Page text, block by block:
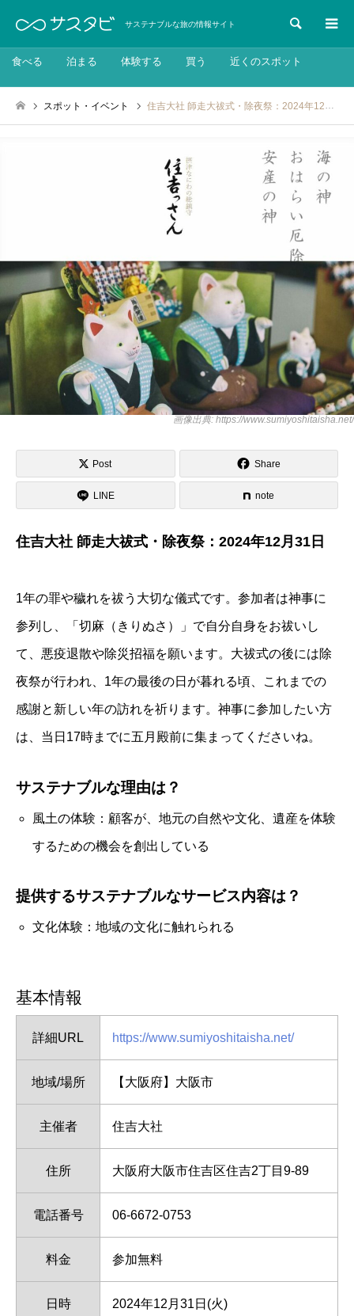
サステナブルな旅の情報サイト 検索
食べる 泊まる 体験する 買う 近くのスポット
スポット・イベント 住吉大社 師走大祓式・除夜祭：2024年12月31日
画像出典: https://www.sumiyoshitaisha.net/
Post Share
LINE note
住吉大社 師走大祓式・除夜祭：2024年12月31日
1年の罪や穢れを祓う大切な儀式です。参加者は神事に
参列し、「切麻（きりぬさ）」で自分自身をお祓いし
て、悪疫退散や除災招福を願います。大祓式の後には除
夜祭が行われ、1年の最後の日が暮れる頃、これまでの
感謝と新しい年の訪れを祈ります。神事に参加したい方
は、当日17時までに五月殿前に集まってくださいね。
サステナブルな理由は？
風土の体験：顧客が、地元の自然や文化、遺産を体験
するための機会を創出している
提供するサステナブルなサービス内容は？
文化体験：地域の文化に触れられる
基本情報
詳細URL https://www.sumiyoshitaisha.net/
地域/場所 【大阪府】大阪市
主催者 住吉大社
住所 大阪府大阪市住吉区住吉2丁目9-89
電話番号 06-6672-0753
料金 参加無料
日時 2024年12月31日(火)